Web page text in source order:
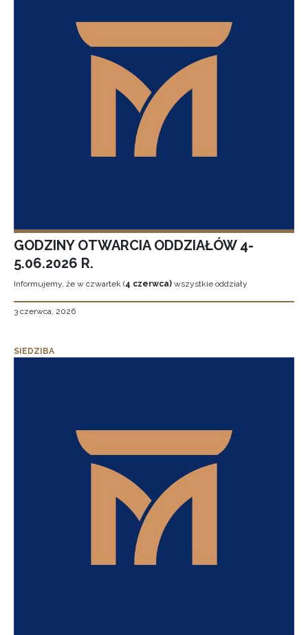
GODZINY OTWARCIA ODDZIAŁÓW 4-
5.06.2026 R.
Informujemy, że w czwartek (4 czerwca) wszystkie oddziały
3 czerwca, 2026
SIEDZIBA